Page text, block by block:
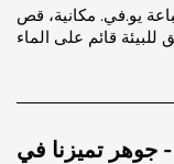
مكانية، قص
على الماء
تميزنا في